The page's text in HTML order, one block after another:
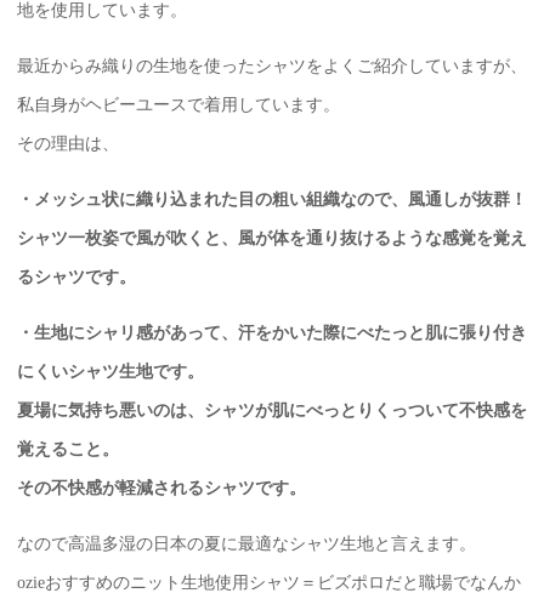
地を使用しています。
最近からみ織りの生地を使ったシャツをよくご紹介していますが、
私自身がヘビーユースで着用しています。
その理由は、
・メッシュ状に織り込まれた目の粗い組織なので、風通しが抜群！
シャツ一枚姿で風が吹くと、風が体を通り抜けるような感覚を覚え
るシャツです。
・生地にシャリ感があって、汗をかいた際にべたっと肌に張り付き
にくいシャツ生地です。
夏場に気持ち悪いのは、シャツが肌にべっとりくっついて不快感を
覚えること。
その不快感が軽減されるシャツです。
なので高温多湿の日本の夏に最適なシャツ生地と言えます。
ozieおすすめのニット生地使用シャツ＝ビズポロだと職場でなんか